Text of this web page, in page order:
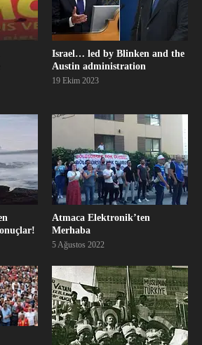
Israel… led by Blinken and the
Austin administration
19 Ekim 2023
Atmaca Elektronik’ten
Merhaba
5 Ağustos 2022